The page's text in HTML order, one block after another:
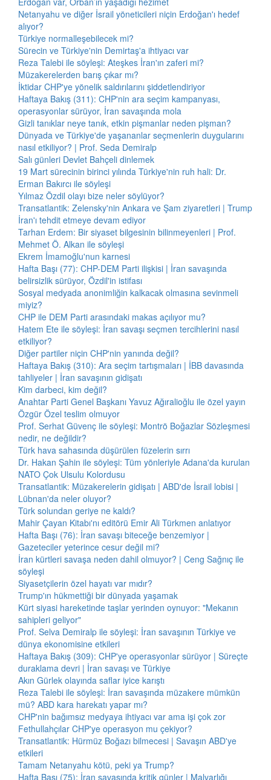
Netanyahu ve diğer İsrail yöneticileri niçin Erdoğan'ı hedef
alıyor?
Türkiye normalleşebilecek mi?
Sürecin ve Türkiye'nin Demirtaş'a ihtiyacı var
Reza Talebi ile söyleşi: Ateşkes İran'ın zaferi mi?
Müzakerelerden barış çıkar mı?
İktidar CHP'ye yönelik saldırılarını şiddetlendiriyor
Haftaya Bakış (311): CHP'nin ara seçim kampanyası,
operasyonlar sürüyor, İran savaşında mola
Gizli tanıklar neye tanık, etkin pişmanlar neden pişman?
Dünyada ve Türkiye'de yaşananlar seçmenlerin duygularını
nasıl etkiliyor? | Prof. Seda Demiralp
Salı günleri Devlet Bahçeli dinlemek
19 Mart sürecinin birinci yılında Türkiye'nin ruh hali: Dr.
Erman Bakırcı ile söyleşi
Yılmaz Özdil olayı bize neler söylüyor?
Transatlantik: Zelensky'nin Ankara ve Şam ziyaretleri | Trump
İran'ı tehdit etmeye devam ediyor
Tarhan Erdem: Bir siyaset bilgesinin bilinmeyenleri | Prof.
Mehmet Ö. Alkan ile söyleşi
Ekrem İmamoğlu'nun karnesi
Hafta Başı (77): CHP-DEM Parti ilişkisi | İran savaşında
belirsizlik sürüyor, Özdil'in istifası
Sosyal medyada anonimliğin kalkacak olmasına sevinmeli
miyiz?
CHP ile DEM Parti arasındaki makas açılıyor mu?
Hatem Ete ile söyleşi: İran savaşı seçmen tercihlerini nasıl
etkiliyor?
Diğer partiler niçin CHP'nin yanında değil?
Haftaya Bakış (310): Ara seçim tartışmaları | İBB davasında
tahliyeler | İran savaşının gidişatı
Kim darbeci, kim değil?
Anahtar Parti Genel Başkanı Yavuz Ağıralioğlu ile özel yayın
Özgür Özel teslim olmuyor
Prof. Serhat Güvenç ile söyleşi: Montrö Boğazlar Sözleşmesi
nedir, ne değildir?
Türk hava sahasında düşürülen füzelerin sırrı
Dr. Hakan Şahin ile söyleşi: Tüm yönleriyle Adana'da kurulan
NATO Çok Ulsulu Kolordusu
Transatlantik: Müzakerelerin gidişatı | ABD'de İsrail lobisi |
Lübnan'da neler oluyor?
Türk solundan geriye ne kaldı?
Mahir Çayan Kitabı'nı editörü Emir Ali Türkmen anlatıyor
Hafta Başı (76): İran savaşı biteceğe benzemiyor |
Gazeteciler yeterince cesur değil mi?
İran kürtleri savaşa neden dahil olmuyor? | Ceng Sağnıç ile
söyleşi
Siyasetçilerin özel hayatı var mıdır?
Trump'ın hükmettiği bir dünyada yaşamak
Kürt siyasi hareketinde taşlar yerinden oynuyor: "Mekanın
sahipleri geliyor"
Prof. Selva Demiralp ile söyleşi: İran savaşının Türkiye ve
dünya ekonomisine etkileri
Haftaya Bakış (309): CHP'ye operasyonlar sürüyor | Süreçte
duraklama devri | İran savaşı ve Türkiye
Akın Gürlek olayında saflar iyice karıştı
Reza Talebi ile söyleşi: İran savaşında müzakere mümkün
mü? ABD kara harekatı yapar mı?
CHP'nin bağımsız medyaya ihtiyacı var ama işi çok zor
Fethullahçılar CHP'ye operasyon mu çekiyor?
Transatlantik: Hürmüz Boğazı bilmecesi | Savaşın ABD'ye
etkileri
Tamam Netanyahu kötü, peki ya Trump?
Hafta Başı (75): İran savaşında kritik günler | Malvarlığı